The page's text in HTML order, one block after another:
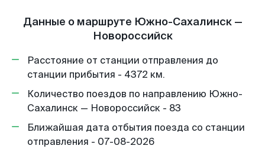
Данные о маршруте Южно-Сахалинск —
Новороссийск
Расстояние от станции отправления до
станции прибытия - 4372 км.
Количество поездов по направлению Южно-
Сахалинск — Новороссийск - 83
Ближайшая дата отбытия поезда со станции
отправления - 07-08-2026